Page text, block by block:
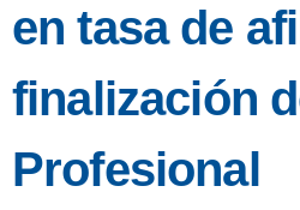
en tasa de
finalización
Profesional